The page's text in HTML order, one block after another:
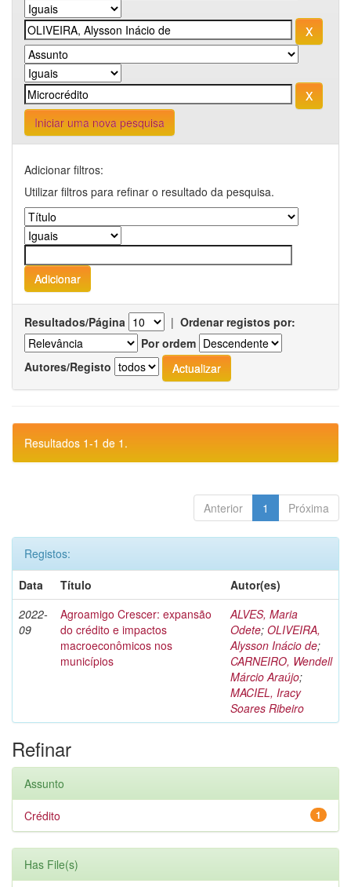
Iniciar uma nova pesquisa
Adicionar filtros:
Utilizar filtros para refinar o resultado da pesquisa.
Resultados/Página | Ordenar registos por:
Por ordem
Autores/Registo
Resultados 1-1 de 1.
Anterior 1 Próxima
Registos:
Data
Título
Autor(es)
2022-
09
Agroamigo Crescer: expansão
do crédito e impactos
macroeconômicos nos
municípios
ALVES, Maria
Odete; OLIVEIRA,
Alysson Inácio de;
CARNEIRO, Wendell
Márcio Araújo;
MACIEL, Iracy
Soares Ribeiro
Refinar
Assunto
1
Crédito
Has File(s)